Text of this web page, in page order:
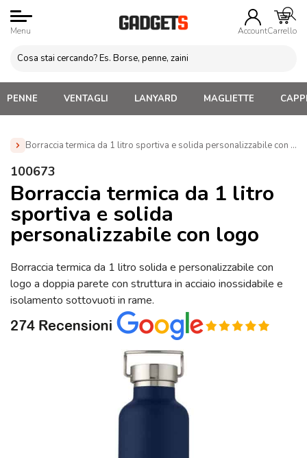
Menu AccountCarrello
PENNE VENTAGLI LANYARD MAGLIETTE
Borraccia termica da 1 litro sportiva e solida personalizzabile con
Home »
Personalizzate »
Borraccia termica da 1 litro sportiva e solida
personalizzabile con logo (100673)
100673
Borraccia termica da 1 litro
sportiva e solida
personalizzabile con logo
Borraccia termica da 1 litro solida e personalizzabile con
logo a doppia parete con struttura in acciaio inossidabile e
isolamento sottovuoti in rame.